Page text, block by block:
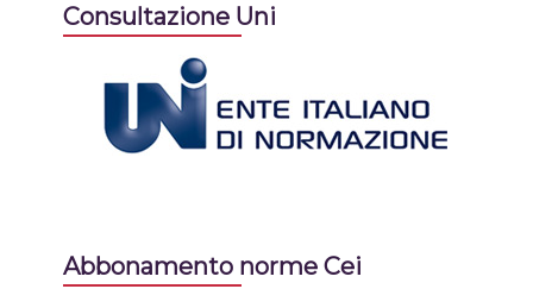
Consultazione Uni
Abbonamento norme Cei